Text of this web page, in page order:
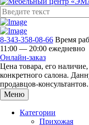
8-343-358-08-66 Время
11:00 — 20:00 ежедневно
Онлайн-заказ
Цена товара, его
конкретного салона.
продавцов-консультантов.
Меню
Категории
Прихожая